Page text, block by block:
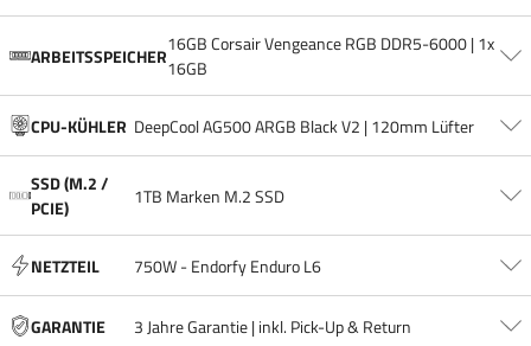
ARBEITSSPEICHER16GB Corsair Vengeance RGB DDR5-6000 | 1x
16GB
CPU-KÜHLER DeepCool AG500 ARGB Black V2 | 120mm Lüfter
SSD (M.2 /
PCIE)
1TB Marken M.2 SSD
NETZTEIL 750W - Endorfy Enduro L6
GARANTIE 3 Jahre Garantie | inkl. Pick-Up & Return